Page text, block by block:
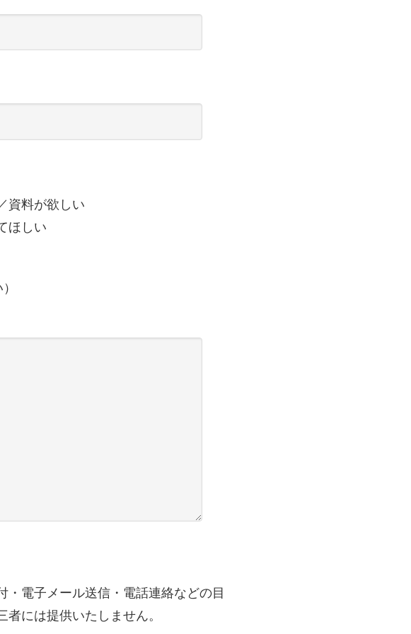
資料が欲しい
ほしい
電子メール送信・電話連絡などの目
には提供いたしません。